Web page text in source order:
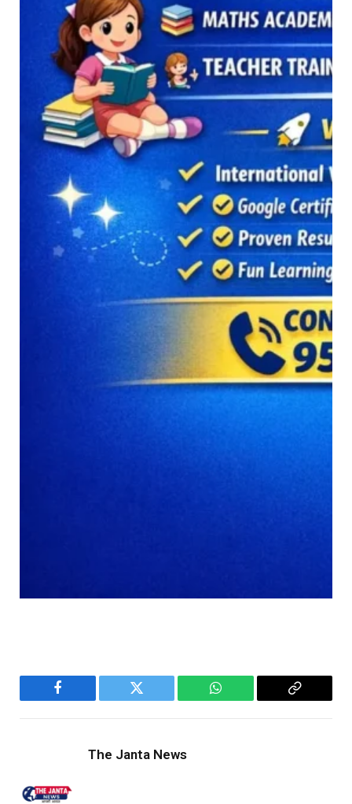
Facebook Twitter WhatsApp
Copy
The Janta News